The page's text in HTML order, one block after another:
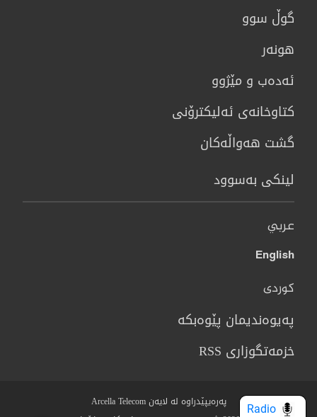
گوڵ سوو
هونه‌ر
ئەدەب و مێژوو
كتاوخانه‌ی ئه‌ليكترۆنی
گشت هەواڵەکان
لینکی بەسوود
عربي
English
کوردی
پەیوەندیمان پێوەبکە
خزمەتگوزاری RSS
پەرەیپێدراوە لە لایەن Arcella Telecom
Radio